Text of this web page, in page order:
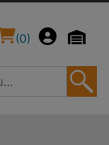
(0)